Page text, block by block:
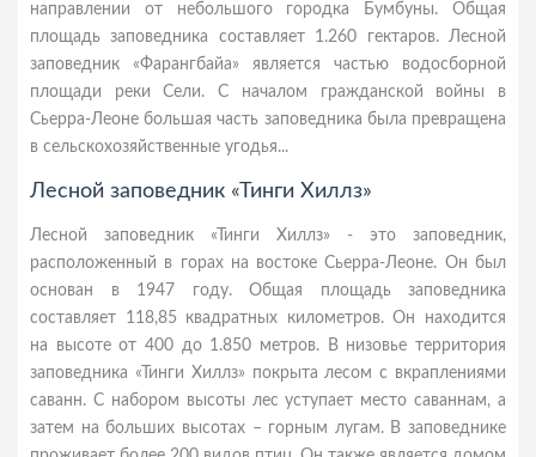
направлении от небольшого городка Бумбуны. Общая
площадь заповедника составляет 1.260 гектаров. Лесной
заповедник «Фарангбайа» является частью водосборной
площади реки Сели. С началом гражданской войны в
Сьерра-Леоне большая часть заповедника была превращена
в сельскохозяйственные угодья...
Лесной заповедник «Тинги Хиллз»
Лесной заповедник «Тинги Хиллз» - это заповедник,
расположенный в горах на востоке Сьерра-Леоне. Он был
основан в 1947 году. Общая площадь заповедника
составляет 118,85 квадратных километров. Он находится
на высоте от 400 до 1.850 метров. В низовье территория
заповедника «Тинги Хиллз» покрыта лесом с вкраплениями
саванн. С набором высоты лес уступает место саваннам, а
затем на больших высотах – горным лугам. В заповеднике